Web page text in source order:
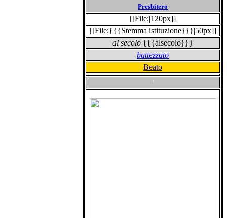
Presbitero
[[File:|120px]]
[[File:{{{Stemma istituzione}}}|50px]]
al secolo {{{alsecolo}}}
battezzato
Beato
'